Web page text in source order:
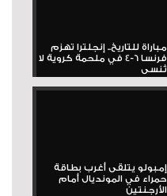
مباراة للتاريخ.. إنجلترا تهزم
فرنسا 6-4 في ملحمة كروية لا
تُنسى
إمبولو يتلقى أغرب بطاقة
حمراء في المونديال أمام
الأرجنتين